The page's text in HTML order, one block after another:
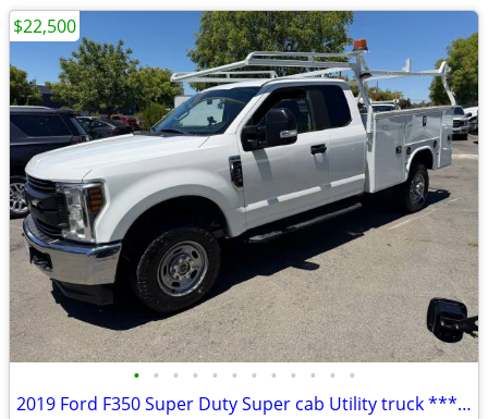
• • • • • • • • • • • •
2019 Ford F350 Super Duty Super cab Utility truck ***4x4 Diesel***
$22,500